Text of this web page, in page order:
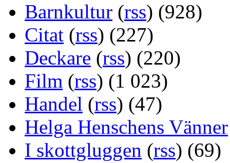
Barnkultur (rss) (928)
Citat (rss) (227)
Deckare (rss) (220)
Film (rss) (1 023)
Handel (rss) (47)
Helga Henschens Vänner
I skottgluggen (rss) (69)